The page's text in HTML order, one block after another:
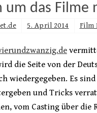
um das Filme
5. April 2014 Film
die Seite von der
wiedergegeben. Es
und Tricks
vom Casting über